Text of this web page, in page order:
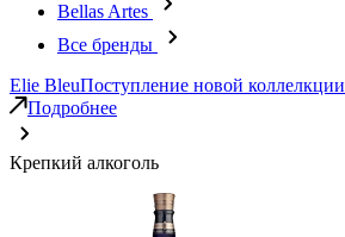
Bellas Artes
Все бренды
Elie BleuПоступление новой коллелкции
Подробнее
Крепкий алкоголь